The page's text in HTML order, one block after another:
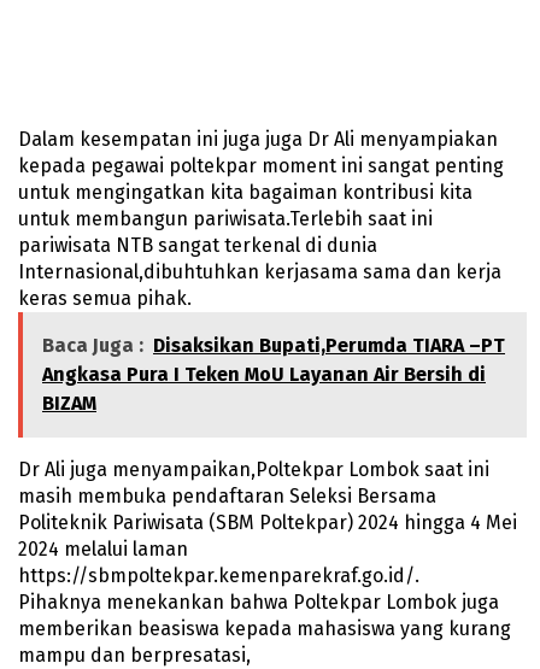
Dalam kesempatan ini juga juga Dr Ali menyampiakan
kepada pegawai poltekpar moment ini sangat penting
untuk mengingatkan kita bagaiman kontribusi kita
untuk membangun pariwisata.Terlebih saat ini
pariwisata NTB sangat terkenal di dunia
Internasional,dibuhtuhkan kerjasama sama dan kerja
keras semua pihak.
Baca Juga : Disaksikan Bupati,Perumda TIARA –PT
Angkasa Pura I Teken MoU Layanan Air Bersih di
BIZAM
Dr Ali juga menyampaikan,Poltekpar Lombok saat ini
masih membuka pendaftaran Seleksi Bersama
Politeknik Pariwisata (SBM Poltekpar) 2024 hingga 4 Mei
2024 melalui laman
https://sbmpoltekpar.kemenparekraf.go.id/.
Pihaknya menekankan bahwa Poltekpar Lombok juga
memberikan beasiswa kepada mahasiswa yang kurang
mampu dan berpresatasi,